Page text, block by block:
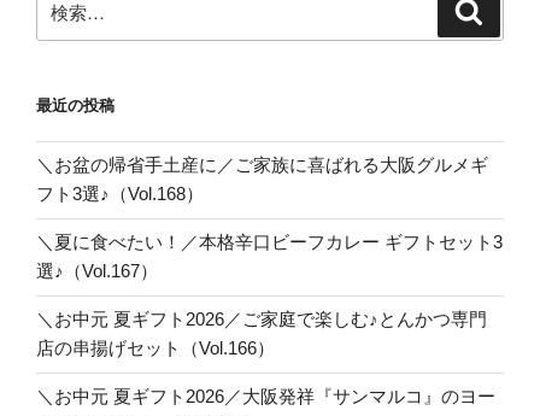
索:
最近の投稿
＼お盆の帰省手土産に／ご家族に喜ばれる大阪グルメギ
フト3選♪（Vol.168）
＼夏に食べたい！／本格辛口ビーフカレー ギフトセット3
選♪（Vol.167）
＼お中元 夏ギフト2026／ご家庭で楽しむ♪とんかつ専門
店の串揚げセット（Vol.166）
＼お中元 夏ギフト2026／大阪発祥『サンマルコ』のヨー